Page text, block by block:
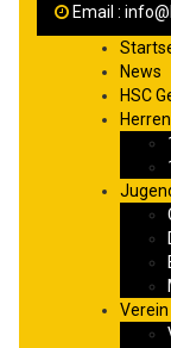
Email :
News
HSC
Herren
Verein